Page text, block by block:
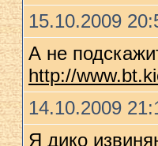
15.10.2009
А не
http://
14.10.2009
Я дико